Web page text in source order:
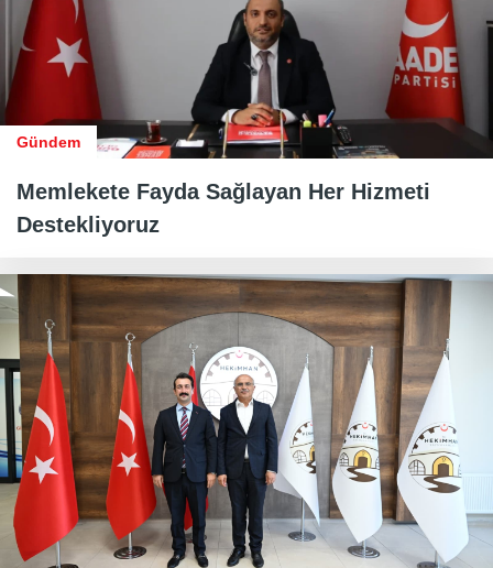
Gündem
Memlekete Fayda Sağlayan Her Hizmeti
Destekliyoruz